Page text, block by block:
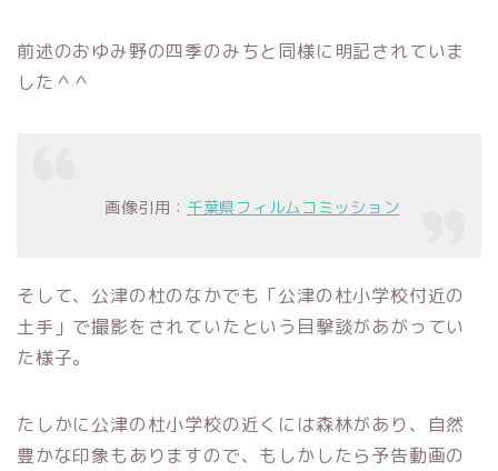
前述のおゆみ野の四季のみちと同様に明記されていま
した＾＾
画像引用： 千葉県フィルムコミッション
そして、公津の杜のなかでも「公津の杜小学校付近の
土手」で撮影をされていたという目撃談があがってい
た様子。
たしかに公津の杜小学校の近くには森林があり、自然
豊かな印象もありますので、もしかしたら予告動画の